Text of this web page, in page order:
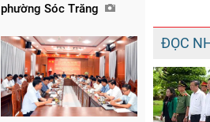
phường Sóc Trăng
ĐỌC